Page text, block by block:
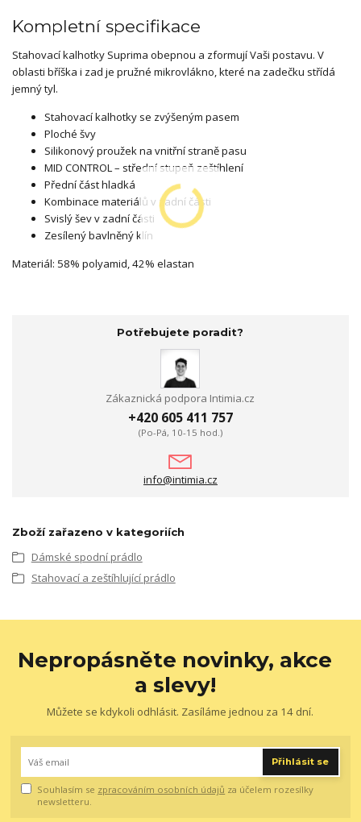
Kompletní specifikace
Stahovací kalhotky Suprima obepnou a zformují Vaši postavu. V
oblasti bříška i zad je pružné mikrovlákno, které na zadečku střídá
jemný tyl.
Stahovací kalhotky se zvýšeným pasem
Ploché švy
Silikonový proužek na vnitřní straně pasu
MID CONTROL – střední stupeň zeštíhlení
Přední část hladká
Kombinace materiálů v zadní části
Svislý šev v zadní části
Zesílený bavlněný klín
Materiál: 58% polyamid, 42% elastan
Potřebujete poradit?
Zákaznická podpora Intimia.cz
+420 605 411 757
(Po-Pá, 10-15 hod.)
info@intimia.cz
Zboží zařazeno v kategoriích
Dámské spodní prádlo
Stahovací a zeštíhlující prádlo
Nepropásněte novinky, akce
a slevy!
Můžete se kdykoli odhlásit. Zasíláme jednou za 14 dní.
Přihlásit se
Souhlasím se zpracováním osobních údajů za účelem rozesílky
newsletteru.